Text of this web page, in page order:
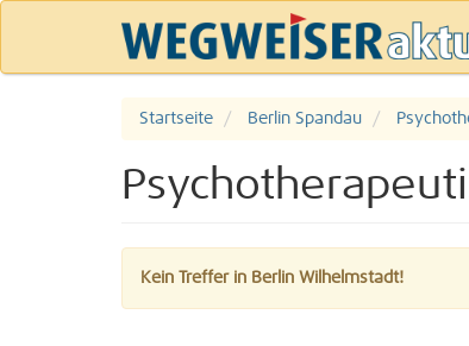
Startseite Berlin Spandau
Kein Treffer in Berlin Wilhelmstadt!